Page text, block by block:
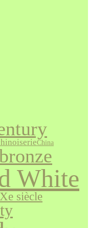
China
White
siècle